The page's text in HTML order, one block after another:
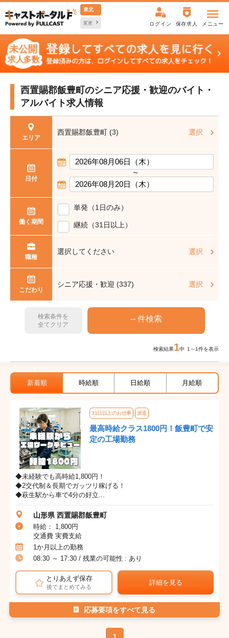
東北
変更 ログイン 保存求人 メニュー
西置賜郡飯豊町のシニア応援・歓迎のバイト・
アルバイト求人情報
エリア
西置賜郡飯豊町 (3) 選択
日付
〜
働く期間
単発（1日のみ）
継続（31日以上）
職種
選択してください 選択
こだわり
シニア応援・歓迎 (337) 選択
検索条件を
全てクリア
検索結果1中 1～1件を表示
新着順 時給順 日給順 月給順
31日以上のお仕事 派遣
最高時給クラス1800円！飯豊町で安
定の工場勤務
◆未経験でも高時給1,800円！
◆2交代制＆長期でガッツリ稼げる！
◆萩生駅から車で4分の好立...
山形県 西置賜郡飯豊町
時給： 1,800円
交通費 実費支給
1か月以上の勤務
08:30 ～ 17:30 / 残業の可能性 : あり
とりあえず保存
後でまとめてみる
詳細を見る
応募要項をすべて見る